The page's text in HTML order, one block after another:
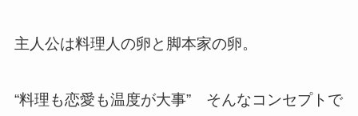
主人公は料理人の卵と脚本家の卵。
“料理も恋愛も温度が大事” そんなコンセプトで